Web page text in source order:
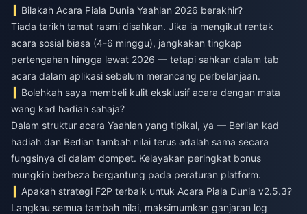
Bilakah Acara Piala Dunia Yaahlan 2026 berakhir?
Tiada tarikh tamat rasmi disahkan. Jika ia mengikut rentak
acara sosial biasa (4-6 minggu), jangkakan tingkap
pertengahan hingga lewat 2026 — tetapi sahkan dalam tab
acara dalam aplikasi sebelum merancang perbelanjaan.
Bolehkah saya membeli kulit eksklusif acara dengan mata
wang kad hadiah sahaja?
Dalam struktur acara Yaahlan yang tipikal, ya — Berlian kad
hadiah dan Berlian tambah nilai terus adalah sama secara
fungsinya di dalam dompet. Kelayakan peringkat bonus
mungkin berbeza bergantung pada peraturan platform.
Apakah strategi F2P terbaik untuk Acara Piala Dunia v2.5.3?
Langkau semua tambah nilai, maksimumkan ganjaran log